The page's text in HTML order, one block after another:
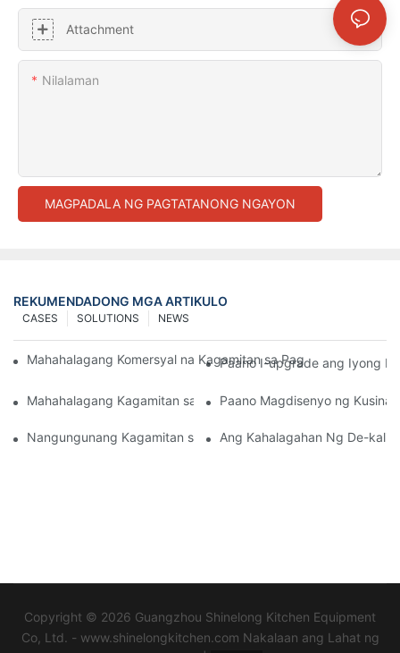
Attachment
Nilalaman
MAGPADALA NG PAGTATANONG NGAYON
REKUMENDADONG MGA ARTIKULO
NEWS
SOLUTIONS
CASES
Mahahalagang Komersyal na Kagamitan sa Pagluluto Para sa
Paano I-upgrade ang Iyong
Mahahalagang Kagamitan sa Kusina ng Ospital Para sa
Paano Magdisenyo ng Kusina
Nangungunang Kagamitan sa Kusina ng Ospital Para sa
Ang Kahalagahan Ng De-
Copyright © 2026 Guangzhou Shinelong Kitchen Equipment
Co, Ltd. - www.shinelongkitchen.com Nakalaan ang Lahat ng